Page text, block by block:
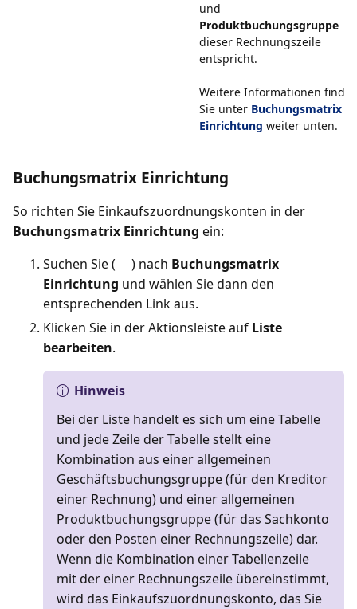
und
Produktbuchungsgruppe
dieser Rechnungszeile
entspricht.
Weitere Informationen
Sie unter Buchungsmatrix
Einrichtung weiter unten.
Buchungsmatrix Einrichtung
So richten Sie Einkaufszuordnungskonten in der
Buchungsmatrix Einrichtung ein:
Suchen Sie (
) nach Buchungsmatrix
Einrichtung und wählen Sie dann den
entsprechenden Link aus.
Klicken Sie in der Aktionsleiste auf Liste
bearbeiten.
Hinweis
Bei der Liste handelt es sich um eine Tabelle
und jede Zeile der Tabelle stellt eine
Kombination aus einer allgemeinen
Geschäftsbuchungsgruppe (für den Kreditor
einer Rechnung) und einer allgemeinen
Produktbuchungsgruppe (für das Sachkonto
oder den Posten einer Rechnungszeile) dar.
Wenn die Kombination einer Tabellenzeile
mit der einer Rechnungszeile übereinstimmt,
wird das Einkaufszuordnungskonto, das Sie